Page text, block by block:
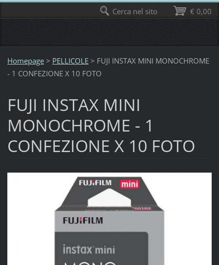
Homepage > PELLICOLE > FUJI INSTAX MINI MONOCHROME
- 1 CONFEZIONE X 10 FOTO
FUJI INSTAX MINI
MONOCHROME - 1
CONFEZIONE X 10 FOTO
€ 0,00
Cerca nel sito